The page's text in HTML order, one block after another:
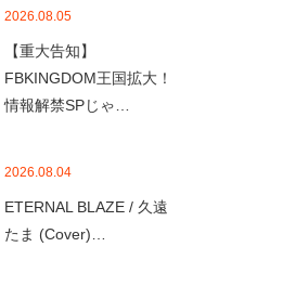
2026.08.05
【重大告知】
FBKINGDOM王国拡大！
情報解禁SPじゃ…
2026.08.04
ETERNAL BLAZE / 久遠
たま (Cover)…